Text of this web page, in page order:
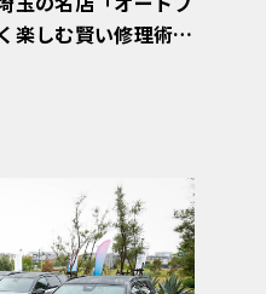
しむ賢い修理術
選ぶ理由〈PR〉